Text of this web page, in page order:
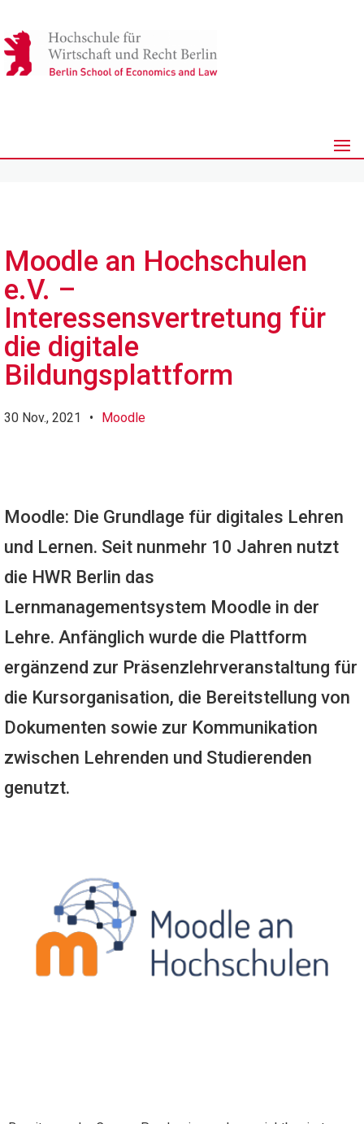
Moodle an Hochschulen
e.V. –
Interessensvertretung für
die digitale
Bildungsplattform
30 Nov., 2021 • Moodle
Moodle: Die Grundlage für digitales Lehren
und Lernen. Seit nunmehr 10 Jahren nutzt
die HWR Berlin das
Lernmanagementsystem Moodle in der
Lehre. Anfänglich wurde die Plattform
ergänzend zur Präsenzlehrveranstaltung für
die Kursorganisation, die Bereitstellung von
Dokumenten sowie zur Kommunikation
zwischen Lehrenden und Studierenden
genutzt.